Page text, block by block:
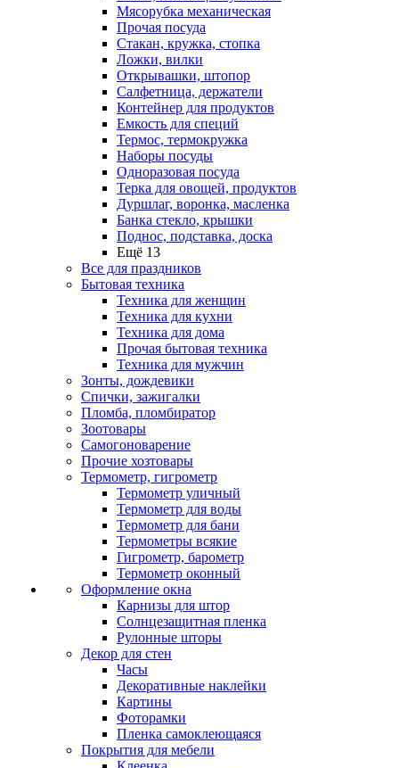
Мясорубка механическая
Прочая посуда
Стакан, кружка, стопка
Ложки, вилки
Открывашки, штопор
Салфетница, держатели
Контейнер для продуктов
Емкость для специй
Термос, термокружка
Наборы посуды
Одноразовая посуда
Терка для овощей, продуктов
Дуршлаг, воронка, масленка
Банка стекло, крышки
Поднос, подставка, доска
Ещё 13
Все для праздников
Бытовая техника
Техника для женщин
Техника для кухни
Техника для дома
Прочая бытовая техника
Техника для мужчин
Зонты, дождевики
Спички, зажигалки
Пломба, пломбиратор
Зоотовары
Самогоноварение
Прочие хозтовары
Термометр, гигрометр
Термометр уличный
Термометр для воды
Термометр для бани
Термометры всякие
Гигрометр, барометр
Термометр оконный
Оформление окна
Карнизы для штор
Солнцезащитная пленка
Рулонные шторы
Декор для стен
Часы
Декоративные наклейки
Картины
Фоторамки
Пленка самоклеющаяся
Покрытия для мебели